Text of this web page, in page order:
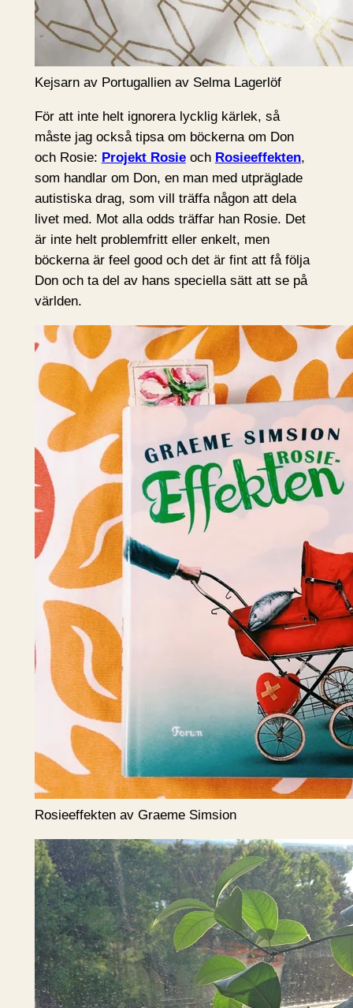
Kejsarn av Portugallien av Selma Lagerlöf
För att inte helt ignorera lycklig kärlek, så
måste jag också tipsa om böckerna om Don
och Rosie: Projekt Rosieoch Rosieeffekten,
som handlar om Don, en man med utpräglade
autistiska drag, som vill träffa någon att dela
livet med. Mot alla odds träffar han Rosie. Det
är inte helt problemfritt eller enkelt, men
böckerna är feel good och det är fint att få följa
Don och ta del av hans speciella sätt att se på
världen.
Rosieeffekten av Graeme Simsion